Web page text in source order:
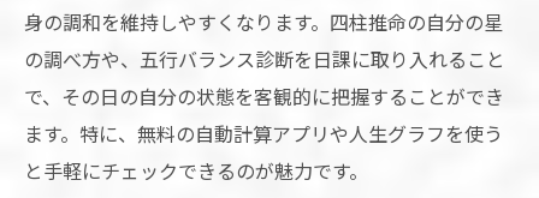
身の調和を維持しやすくなります。四柱推命の自分の星
の調べ方や、五行バランス診断を日課に取り入れること
で、その日の自分の状態を客観的に把握することができ
ます。特に、無料の自動計算アプリや人生グラフを使う
と手軽にチェックできるのが魅力です。